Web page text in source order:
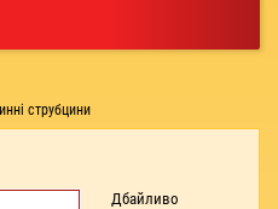
струбцини
Дбайливо